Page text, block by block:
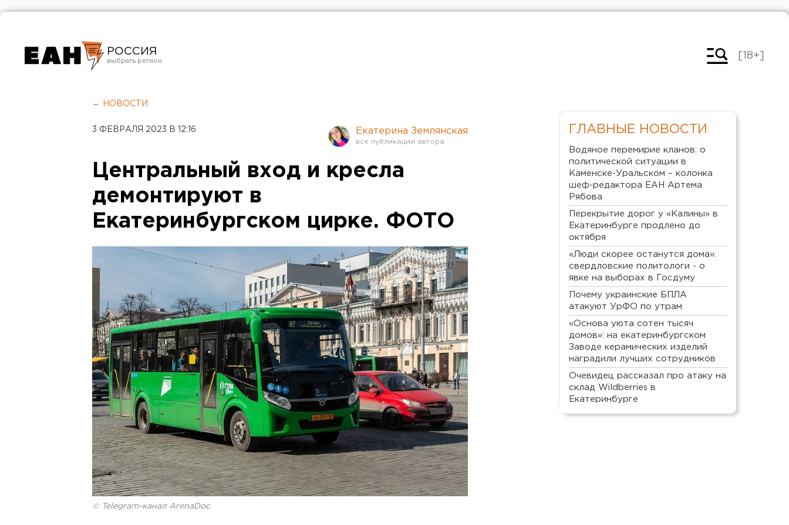
РОССИЯ
Челябинск
[18+]
← НОВОСТИ
3 ФЕВРАЛЯ 2023 В 12:16 Екатерина Землянская
Центральный вход и кресла
демонтируют в
Екатеринбургском цирке. ФОТО
© Telegram-канал ArenaDoc
ГЛАВНЫЕ НОВОСТИ
Водяное перемирие кланов: о
политической ситуации в
Каменске-Уральском – колонка
шеф-редактора ЕАН Артема
Рябова
Перекрытие дорог у «Калины» в
Екатеринбурге продлено до
октября
«Люди скорее останутся дома»:
свердловские политологи - о
явке на выборах в Госдуму
Почему украинские БПЛА
атакуют УрФО по утрам
«Основа уюта сотен тысяч
домов»: на екатеринбургском
Заводе керамических изделий
наградили лучших сотрудников
Очевидец рассказал про атаку на
склад Wildberries в
Екатеринбурге